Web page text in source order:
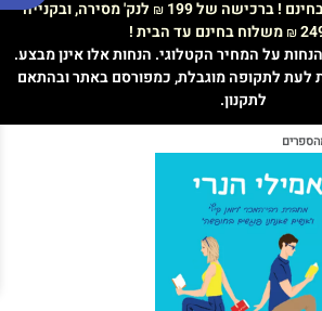
! ברכישה של 199 ₪ לנק' מסירה, ובקנייה
₪משלוח בחינם עד הבית !
על המחיר הקטלוגי. הנחות אלו אינן מבצע.
לעת לתקופה מוגבלת, כמפורסם באתר ובהתאם
לתקנון.